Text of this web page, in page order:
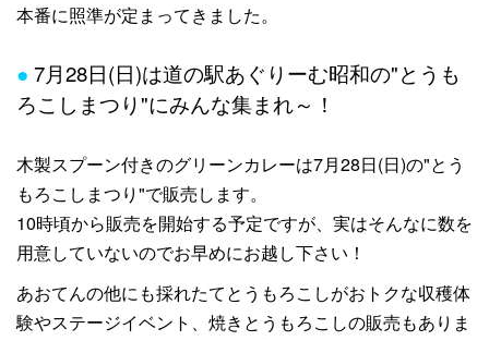
本番に照準が定まってきました。
● 7月28日(日)は道の駅あぐりーむ昭和の"とうも
ろこしまつり"にみんな集まれ～！
木製スプーン付きのグリーンカレーは7月28日(日)の"とう
もろこしまつり"で販売します。
10時頃から販売を開始する予定ですが、実はそんなに数を
用意していないのでお早めにお越し下さい！
あおてんの他にも採れたてとうもろこしがおトクな収穫体
験やステージイベント、焼きとうもろこしの販売もありま